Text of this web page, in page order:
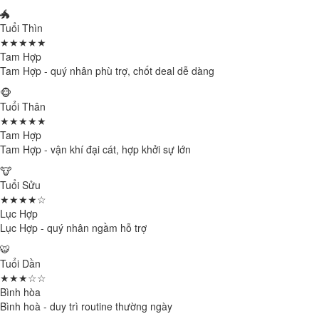
🐲
Tuổi Thìn
★★★★★
Tam Hợp
Tam Hợp - quý nhân phù trợ, chốt deal dễ dàng
🐵
Tuổi Thân
★★★★★
Tam Hợp
Tam Hợp - vận khí đại cát, hợp khởi sự lớn
🐮
Tuổi Sửu
★★★★☆
Lục Hợp
Lục Hợp - quý nhân ngầm hỗ trợ
🐯
Tuổi Dần
★★★☆☆
Bình hòa
Bình hoà - duy trì routine thường ngày